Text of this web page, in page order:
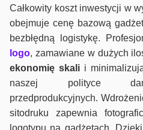
Całkowity koszt inwestycji w
obejmuje cenę bazową
bezbłędną logistykę.
logo, zamawiane w dużych
ekonomię skalii
naszej polityce
przedprodukcyjnych.
sitodruku zapewnia